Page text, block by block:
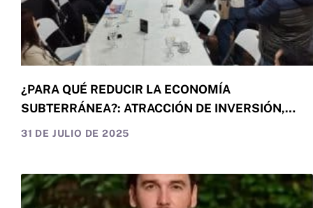
¿PARA QUÉ REDUCIR LA ECONOMÍA
SUBTERRÁNEA?: ATRACCIÓN DE INVERSIÓN,
CALIDAD DE VIDA Y CRECIMIENTO SOSTENIDO
31 DE JULIO DE 2025